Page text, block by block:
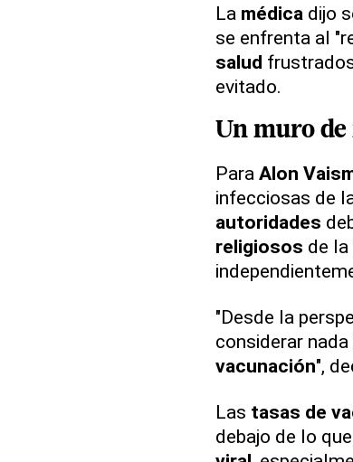
La médica dijo
se enfrenta al
salud
evitado.
Un muro
Para Alon
infecciosas de
autoridades
religiosos de la
"Desde la
considerar
vacunación",
Las tasas de
debajo de lo